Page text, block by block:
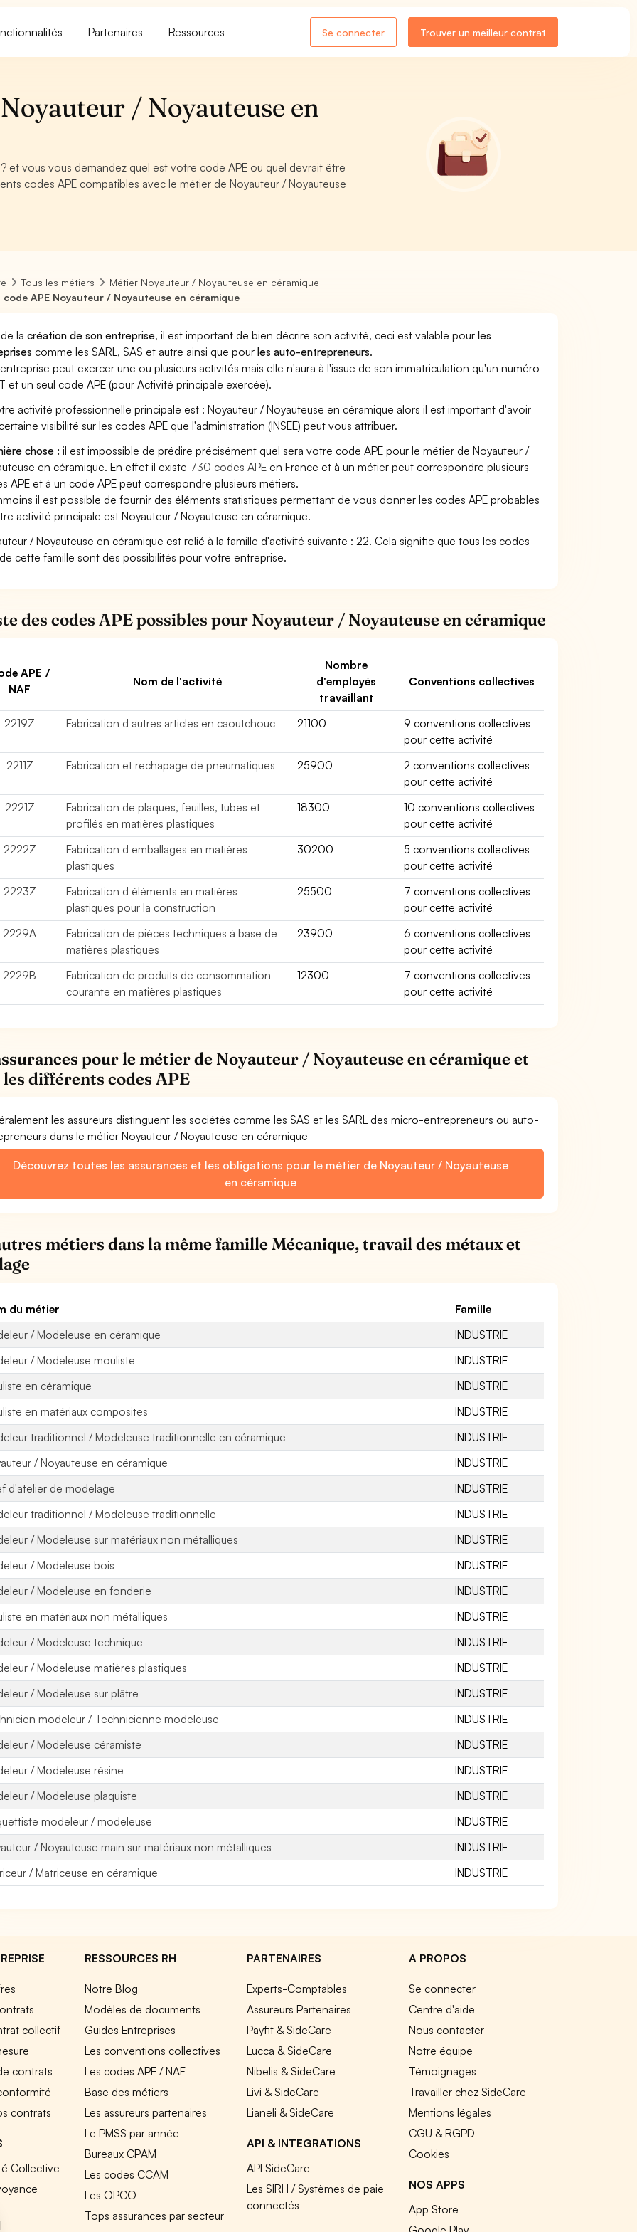
Partenaires Ressources Se connecter Trouver un meilleur contrat
/ Noyauteuse en
et vous vous demandez quel est votre code APE ou quel devrait être
codes APE compatibles avec le métier de Noyauteur / Noyauteuse
Tous les métiers
Métier Noyauteur / Noyauteuse en céramique
code APE Noyauteur / Noyauteuse en céramique
lacréation de son entreprise, il est important de bien décrire son activité, ceci est valable pourles
comme les SARL, SAS et autre ainsi que pourles auto-entrepreneurs.
peut exercer une ou plusieurs activités mais elle n'aura à l'issue de son immatriculation qu'un numéro
et un seul code APE (pour Activité principale exercée).
activité professionnelle principale est : Noyauteur / Noyauteuse en céramique alors il est important d'avoir
visibilité sur les codes APE que l'administration (INSEE) peut vous attribuer.
chose : il est impossible de prédire précisément quel sera votre code APE pour le métier de Noyauteur /
en céramique. En effet il existe 730 codes APE en France et à un métier peut correspondre plusieurs
APE et à un code APE peut correspondre plusieurs métiers.
il est possible de fournir des éléments statistiques permettant de vous donner les codes APE probables
activité principale est Noyauteur / Noyauteuse en céramique.
/ Noyauteuse en céramique est relié à la famille d'activité suivante : 22. Cela signifie que tous les codes
cette famille sont des possibilités pour votre entreprise.
des codes APE possibles pour Noyauteur / Noyauteuse en céramique
APE /
NAF
Nom de l'activité
Nombre
d'employés
travaillant
Conventions collectives
2219Z Fabrication d autres articles en caoutchouc 21100
9 conventions collectives
pour cette activité
2211Z
Fabrication et rechapage de pneumatiques 25900
2 conventions collectives
pour cette activité
2221Z
Fabrication de plaques, feuilles, tubes et
profilés en matières plastiques
18300
10 conventions collectives
pour cette activité
2222Z
Fabrication d emballages en matières
plastiques
30200
5 conventions collectives
pour cette activité
2223Z
Fabrication d éléments en matières
plastiques pour la construction
25500
7 conventions collectives
pour cette activité
2229A
Fabrication de pièces techniques à base de
matières plastiques
23900
6 conventions collectives
pour cette activité
2229B
Fabrication de produits de consommation
courante en matières plastiques
12300
7 conventions collectives
pour cette activité
pour le métier de Noyauteur / Noyauteuse en céramique et
différents codes APE
les assureurs distinguent les sociétés comme les SAS et les SARL des micro-entrepreneurs ou auto-
dans le métier Noyauteur / Noyauteuse en céramique
Découvrez toutes les assurances et les obligations pour le métier de Noyauteur / Noyauteuse
en céramique
métiers dans la même famille Mécanique, travail des métaux et
du métier
Famille
/ Modeleuse en céramique
INDUSTRIE
/ Modeleuse mouliste
INDUSTRIE
en céramique
INDUSTRIE
en matériaux composites
INDUSTRIE
traditionnel / Modeleuse traditionnelle en céramique
INDUSTRIE
/ Noyauteuse en céramique
INDUSTRIE
d'atelier de modelage
INDUSTRIE
traditionnel / Modeleuse traditionnelle
INDUSTRIE
/ Modeleuse sur matériaux non métalliques
INDUSTRIE
/ Modeleuse bois
INDUSTRIE
/ Modeleuse en fonderie
INDUSTRIE
en matériaux non métalliques
INDUSTRIE
/ Modeleuse technique
INDUSTRIE
/ Modeleuse matières plastiques
INDUSTRIE
/ Modeleuse sur plâtre
INDUSTRIE
modeleur / Technicienne modeleuse
INDUSTRIE
/ Modeleuse céramiste
INDUSTRIE
/ Modeleuse résine
INDUSTRIE
/ Modeleuse plaquiste
INDUSTRIE
modeleur / modeleuse
INDUSTRIE
/ Noyauteuse main sur matériaux non métalliques
INDUSTRIE
/ Matriceuse en céramique
INDUSTRIE
collectif
contrats
contrats
Collective
RESSOURCES RH
Notre Blog
Modèles de documents
Guides Entreprises
Les conventions collectives
Les codes APE / NAF
Base des métiers
Les assureurs partenaires
Le PMSS par année
Bureaux CPAM
Les codes CCAM
Les OPCO
Tops assurances par secteur
PARTENAIRES
Experts-Comptables
Assureurs Partenaires
Payfit & SideCare
Lucca & SideCare
Nibelis & SideCare
Livi & SideCare
Lianeli & SideCare
API & INTEGRATIONS
API SideCare
Les SIRH / Systèmes de paie
connectés
A PROPOS
Se connecter
Centre d'aide
Nous contacter
Notre équipe
Témoignages
Travailler chez SideCare
Mentions légales
CGU & RGPD
Cookies
NOS APPS
App Store